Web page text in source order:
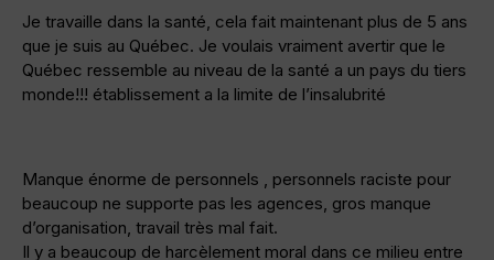
Je travaille dans la santé, cela fait maintenant plus de 5 ans
que je suis au Québec. Je voulais vraiment avertir que le
Québec ressemble au niveau de la santé a un pays du tiers
monde!!! établissement a la limite de l’insalubrité
Manque énorme de personnels , personnels raciste pour
beaucoup ne supporte pas les agences, gros manque
d’organisation, travail très mal fait.
Il y a beaucoup de harcèlement moral dans ce milieu entre